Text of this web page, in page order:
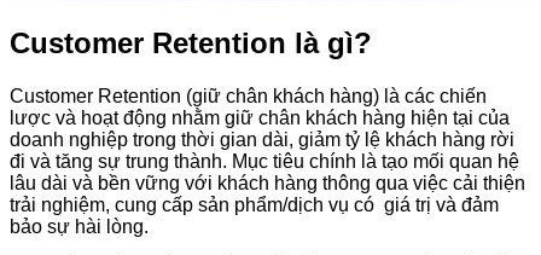
Customer Retention là gì?
Customer Retention (giữ chân khách hàng) là các chiến
lược và hoạt động nhằm giữ chân khách hàng hiện tại của
doanh nghiệp trong thời gian dài, giảm tỷ lệ khách hàng rời
đi và tăng sự trung thành. Mục tiêu chính là tạo mối quan hệ
lâu dài và bền vững với khách hàng thông qua việc cải thiện
trải nghiệm, cung cấp sản phẩm/dịch vụ có giá trị và đảm
bảo sự hài lòng.